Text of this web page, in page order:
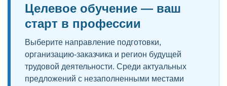
Целевое обучение — ваш
старт в профессии
Выберите направление подготовки,
организацию-заказчика и регион будущей
трудовой деятельности. Среди актуальных
предложений с незаполненными местами